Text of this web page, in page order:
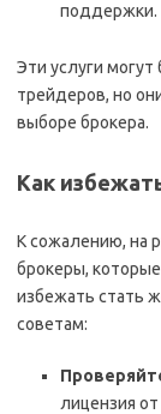
поддержки.
Эти услуги
трейдеров, но
выборе брокера.
Как
К сожалению, на
брокеры,
избежать стать
советам:
лицензия